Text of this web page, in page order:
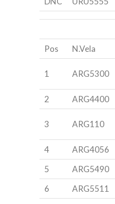
Pos
N.Vela
1 ARG5300
2 ARG4400
3 ARG110
4 ARG4056
5
ARG5490
6
ARG5511